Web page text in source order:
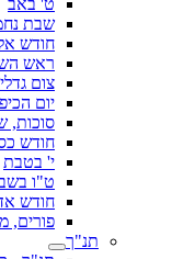
ט' באב
שבת
חודש
ראש
צום
יום
סוכות,
חודש
י' בטבת
ט"ו
חודש
פורים,
תנ"ך